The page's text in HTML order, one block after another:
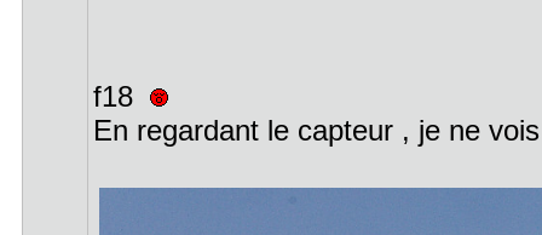
f18
En regardant le capteur , je ne